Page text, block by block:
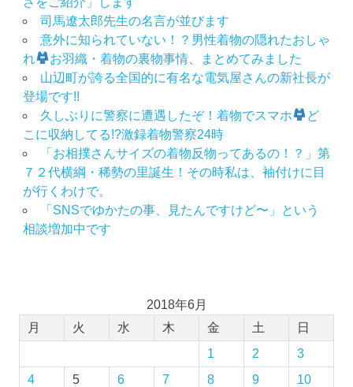
司馬遼太郎先生の名言が並びます
意外に知られていない！？男性着物の隠れたおしゃ
れ
お羽織・着物の裏物事情、まとめてみました
山辺町が誇る全国的に有名な電気屋さんの新社長が
登場です!!
久しぶりに警察に遭遇したぞ！着物でスマホ
ど
こに収納してる!?激録着物警察24時
「お相撲さんサイズの着物反物ってあるの！？」第
７２代横綱・稀勢の里誕生！その時私は、袖付けに目
が行くわけで。
「SNSでゆかたの事、見たんですけど〜」という
相談増加中です
2018年6月
月
火 水 木 金 土
日
1
2
3
4
5 6 7 8 9
10